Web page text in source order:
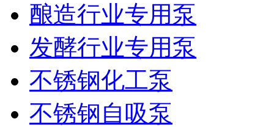
酿造行业专用泵
发酵行业专用泵
不锈钢化工泵
不锈钢自吸泵